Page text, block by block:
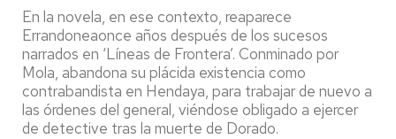
En la novela, en ese contexto, reaparece
Errandoneaonce años después de los sucesos
narrados en ‘Líneas de Frontera’. Conminado por
Mola, abandona su plácida existencia como
contrabandista en Hendaya, para trabajar de nuevo a
las órdenes del general, viéndose obligado a ejercer
de detective tras la muerte de Dorado.